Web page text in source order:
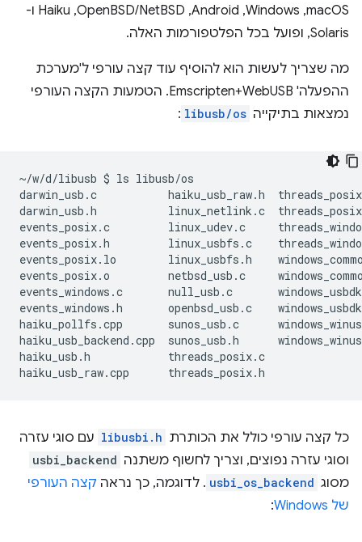
macOS,‏ Windows,‏ Android,‏ OpenBSD/NetBSD,‏ Haiku ו-
Solaris, ופועל בכל הפלטפורמות האלה.
מה שצריך לעשות הוא להוסיף עוד קצה עורפי ל'מערכת
ההפעלה' Emscripten+WebUSB. הטמעות הקצה העורפי
נמצאות בתיקייה libusb/os
:
~/w/d/libusb $ ls libusb/os
darwin_usb.c
haiku_usb_raw.h
darwin_usb.h
linux_netlink.c
events_posix.c
linux_udev.c
events_posix.h
linux_usbfs.c
events_posix.lo
linux_usbfs.h
events_posix.o
netbsd_usb.c
events_windows.c
null_usb.c
events_windows.h
openbsd_usb.c
haiku_pollfs.cpp
sunos_usb.c
haiku_usb_backend.cpp
sunos_usb.h
haiku_usb.h
threads_posix.c
haiku_usb_raw.cpp
כל קצה עורפי כולל את הכותרת libusbi.h עם סוגי עזרה
וסוגי עזרה נפוצים, וצריך לחשוף משתנה usbi_backend
מסוג usbi_os_backend . לדוגמה, כך נראה קצה העורפי
של Windows
: